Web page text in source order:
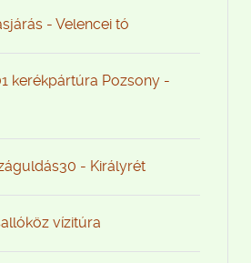
- Velencei tó
kerékpártúra Pozsony -
- Királyrét
vízitúra